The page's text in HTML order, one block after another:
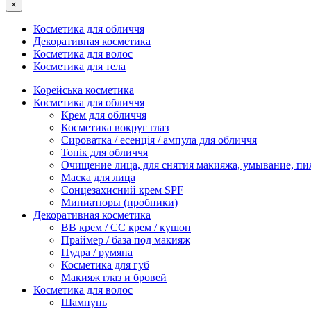
×
Косметика для обличчя
Декоративная косметика
Косметика для волос
Косметика для тела
Корейська косметика
Косметика для обличчя
Крем для обличчя
Косметика вокруг глаз
Сироватка / есенція / ампула для обличчя
Тонік для обличчя
Очищение лица, для снятия макияжа, умывание,
Маска для лица
Сонцезахисний крем SPF
Миниатюры (пробники)
Декоративная косметика
ВВ крем / СС крем / кушон
Праймер / база под макияж
Пудра / румяна
Косметика для губ
Макияж глаз и бровей
Косметика для волос
Шампунь